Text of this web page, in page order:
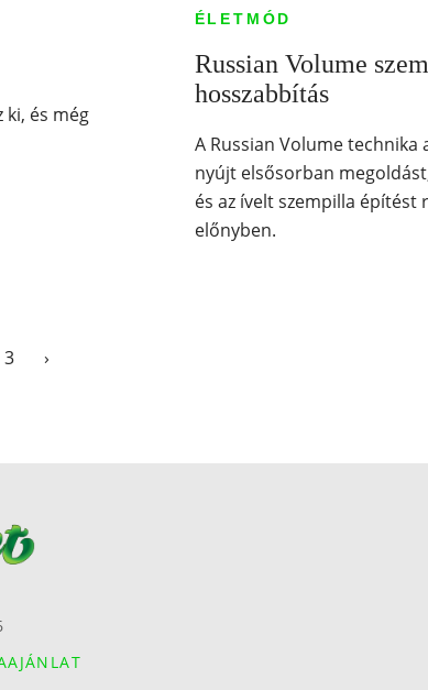
ki, és még
ÉLETMÓD
Russian Volume
hosszabbítás
A Russian Volume technika
nyújt elsősorban
és az ívelt szempilla építést
előnyben.
3 ›